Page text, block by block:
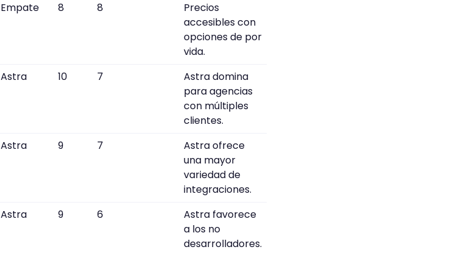
Empate 8 8
Precios
accesibles con
opciones de por
vida.
Astra 10 7
Astra domina
para agencias
con múltiples
clientes.
Astra 9 7
Astra ofrece
una mayor
variedad de
integraciones.
Astra 9 6
Astra favorece
a los no
desarrolladores.